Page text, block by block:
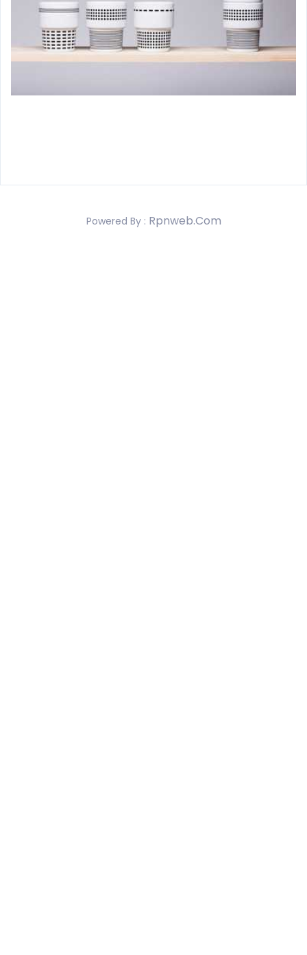
Powered By : Rpnweb.com